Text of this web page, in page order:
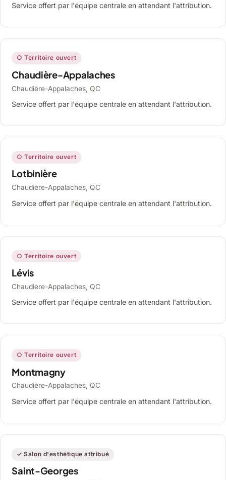
Service offert par l'équipe centrale en attendant l'attribution.
○ Territoire ouvert
Chaudière-Appalaches
Chaudière-Appalaches, QC
Service offert par l'équipe centrale en attendant l'attribution.
○ Territoire ouvert
Lotbinière
Chaudière-Appalaches, QC
Service offert par l'équipe centrale en attendant l'attribution.
○ Territoire ouvert
Lévis
Chaudière-Appalaches, QC
Service offert par l'équipe centrale en attendant l'attribution.
○ Territoire ouvert
Montmagny
Chaudière-Appalaches, QC
Service offert par l'équipe centrale en attendant l'attribution.
✓ Salon d'esthétique attribué
Saint-Georges